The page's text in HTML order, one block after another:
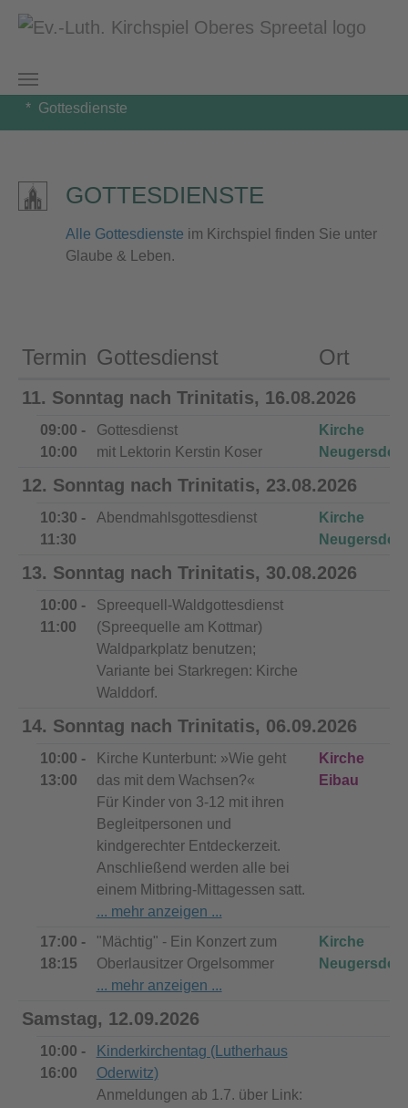
Zum Hauptinhalt springen
Sie sind hier:
Kirchspiel Oberes Spreetal
Gottesdienste
GOTTESDIENSTE
Alle Gottesdienste im Kirchspiel finden Sie unter
Glaube & Leben.
Termin Gottesdienst Ort
11. Sonntag nach Trinitatis, 16.08.2026
09:00 -
10:00
Gottesdienst
mit Lektorin Kerstin Koser
Kirche
Neugersdorf
12. Sonntag nach Trinitatis, 23.08.2026
10:30 -
11:30
Abendmahlsgottesdienst
Kirche
Neugersdorf
13. Sonntag nach Trinitatis, 30.08.2026
10:00 -
11:00
Spreequell-Waldgottesdienst
(Spreequelle am Kottmar)
Waldparkplatz benutzen;
Variante bei Starkregen: Kirche
Walddorf.
14. Sonntag nach Trinitatis, 06.09.2026
10:00 -
13:00
Kirche Kunterbunt: »Wie geht
das mit dem Wachsen?«
Für Kinder von 3-12 mit ihren
Begleitpersonen und
kindgerechter Entdeckerzeit.
Anschließend werden alle bei
einem Mitbring-Mittagessen satt.
Kirche
Eibau
17:00 -
18:15
"Mächtig" - Ein Konzert zum
Oberlausitzer Orgelsommer
Kirche
Neugersdorf
Samstag, 12.09.2026
10:00 -
16:00
Kinderkirchentag (Lutherhaus
Oderwitz)
Anmeldungen ab 1.7. über Link: